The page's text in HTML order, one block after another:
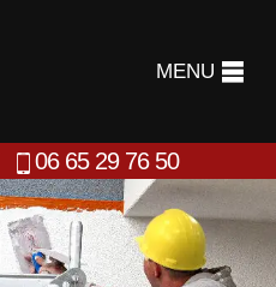
MENU
06 65 29 76 50